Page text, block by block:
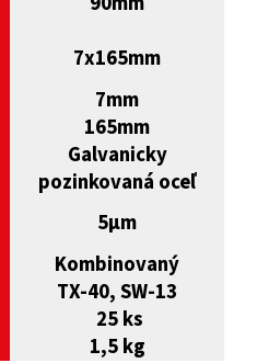
7x165mm
7mm
165mm
Galvanicky
pozinkovaná oceľ
5µm
Kombinovaný
TX-40, SW-13
25 ks
1,5 kg